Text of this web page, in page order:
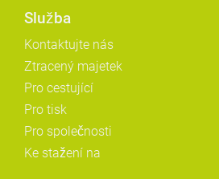
Služba
Kontaktujte nás
Ztracený majetek
Pro cestující
Pro tisk
Pro společnosti
Ke stažení na